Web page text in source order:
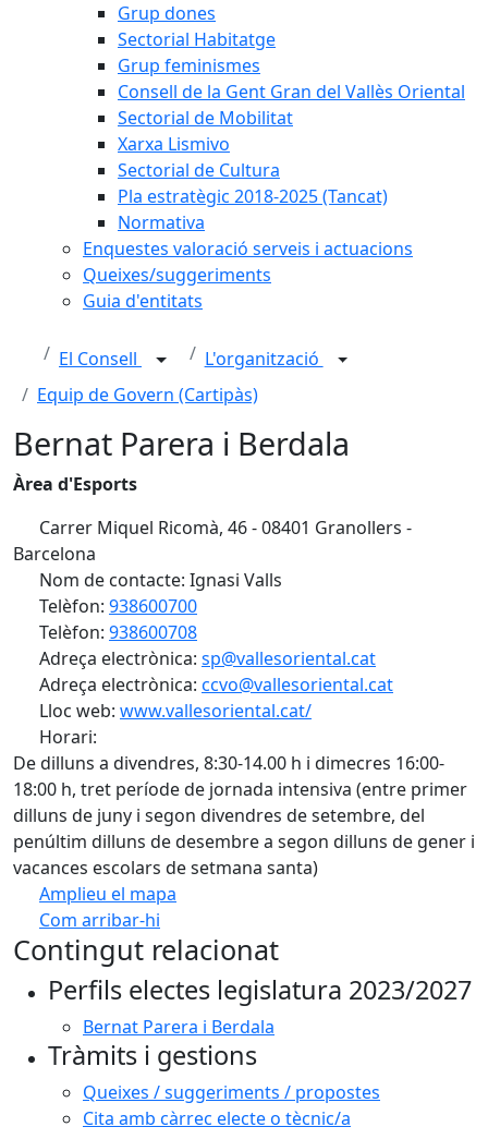
Grup dones
Sectorial Habitatge
Grup feminismes
Consell de la Gent Gran del Vallès Oriental
Sectorial de Mobilitat
Xarxa Lismivo
Sectorial de Cultura
Pla estratègic 2018-2025 (Tancat)
Normativa
Enquestes valoració serveis i actuacions
Queixes/suggeriments
Guia d'entitats
El Consell
L'organització
Equip de Govern (Cartipàs)
Bernat Parera i Berdala
Àrea d'Esports
Carrer Miquel Ricomà, 46 - 08401 Granollers -
Barcelona
Nom de contacte: Ignasi Valls
Telèfon: 938600700
Telèfon: 938600708
Adreça electrònica: sp@vallesoriental.cat
Adreça electrònica: ccvo@vallesoriental.cat
Lloc web: www.vallesoriental.cat/
Horari:
De dilluns a divendres, 8:30-14.00 h i dimecres 16:00-
18:00 h, tret període de jornada intensiva (entre primer
dilluns de juny i segon divendres de setembre, del
penúltim dilluns de desembre a segon dilluns de gener i
vacances escolars de setmana santa)
Amplieu el mapa
Com arribar-hi
+
Contingut relacionat
Perfils electes legislatura 2023/2027
Bernat Parera i Berdala
Tràmits i gestions
Queixes / suggeriments / propostes
Cita amb càrrec electe o tècnic/a